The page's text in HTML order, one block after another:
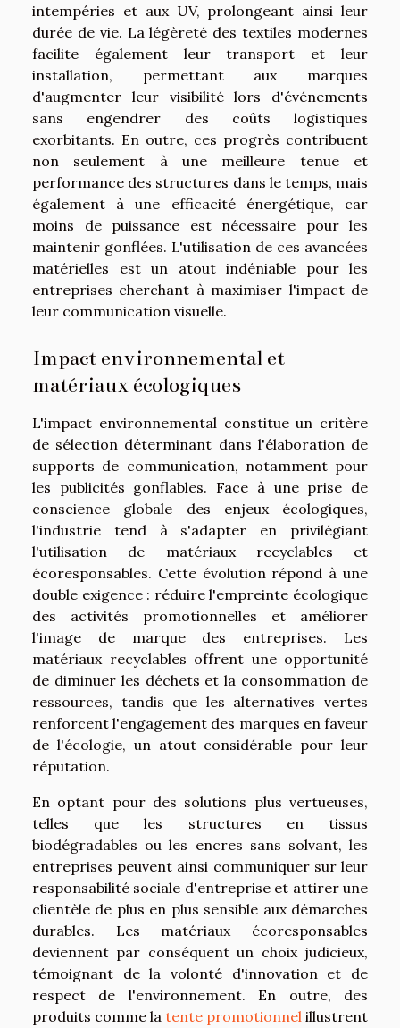
intempéries et aux UV, prolongeant ainsi leur
durée de vie. La légèreté des textiles modernes
facilite également leur transport et leur
installation, permettant aux marques
d'augmenter leur visibilité lors d'événements
sans engendrer des coûts logistiques
exorbitants. En outre, ces progrès contribuent
non seulement à une meilleure tenue et
performance des structures dans le temps, mais
également à une efficacité énergétique, car
moins de puissance est nécessaire pour les
maintenir gonflées. L'utilisation de ces avancées
matérielles est un atout indéniable pour les
entreprises cherchant à maximiser l'impact de
leur communication visuelle.
Impact environnemental et
matériaux écologiques
L'impact environnemental constitue un critère
de sélection déterminant dans l'élaboration de
supports de communication, notamment pour
les publicités gonflables. Face à une prise de
conscience globale des enjeux écologiques,
l'industrie tend à s'adapter en privilégiant
l'utilisation de matériaux recyclables et
écoresponsables. Cette évolution répond à une
double exigence : réduire l'empreinte écologique
des activités promotionnelles et améliorer
l'image de marque des entreprises. Les
matériaux recyclables offrent une opportunité
de diminuer les déchets et la consommation de
ressources, tandis que les alternatives vertes
renforcent l'engagement des marques en faveur
de l'écologie, un atout considérable pour leur
réputation.
En optant pour des solutions plus vertueuses,
telles que les structures en tissus
biodégradables ou les encres sans solvant, les
entreprises peuvent ainsi communiquer sur leur
responsabilité sociale d'entreprise et attirer une
clientèle de plus en plus sensible aux démarches
durables. Les matériaux écoresponsables
deviennent par conséquent un choix judicieux,
témoignant de la volonté d'innovation et de
respect de l'environnement. En outre, des
produits comme la tente promotionnel illustrent